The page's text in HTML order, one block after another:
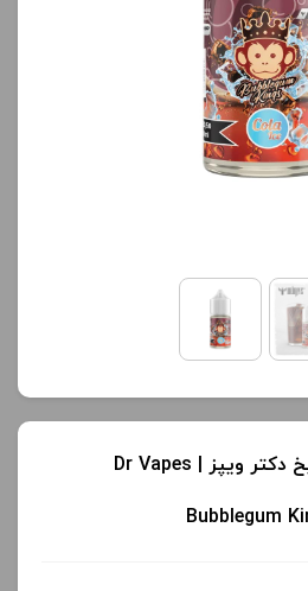
کنید.
آخرین بروزرسانی
قیمت: 16 ساعت پیش
+
افزودن به سبد خرید
سالت آدامس نوشابه یخ دکتر ویپز | Dr Vapes
Bubblegum